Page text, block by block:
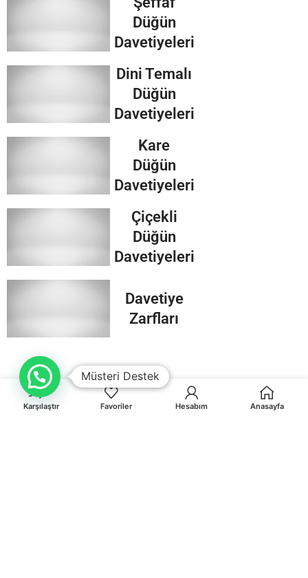
Düğün
Davetiyeleri
Dini Temalı
Düğün
Davetiyeleri
Kare
Düğün
Davetiyeleri
Çiçekli
Düğün
Davetiyeleri
Davetiye
Zarfları
Karşılaştır Favoriler Hesabım Anasayfa
Müsteri Destek